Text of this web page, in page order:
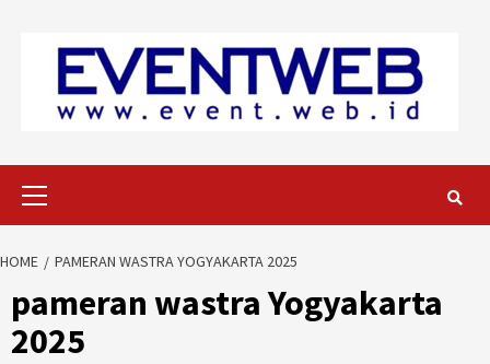
HOME PAMERAN WASTRA YOGYAKARTA 2025
pameran wastra Yogyakarta
2025